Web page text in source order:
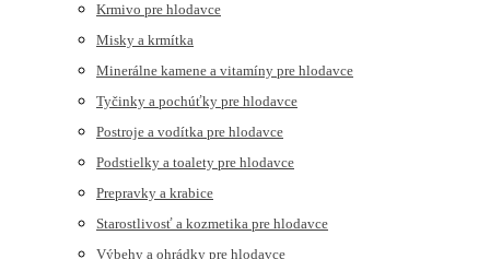
Krmivo pre hlodavce
Misky a krmítka
Minerálne kamene a vitamíny pre hlodavce
Tyčinky a pochúťky pre hlodavce
Postroje a vodítka pre hlodavce
Podstielky a toalety pre hlodavce
Prepravky a krabice
Starostlivosť a kozmetika pre hlodavce
Výbehy a ohrádky pre hlodavce